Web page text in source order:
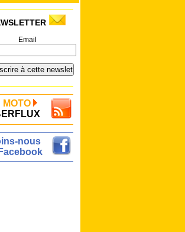
Email
MOTO
nous